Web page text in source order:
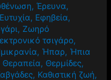
,Έρευνα,
Ευτυχία, Εφηβεία,
,Ζωηρό
τσιγάρο,
, Ήπαρ, Ήπια
Θεραπεία, Θερμίδες,
, Καθιστική ζωή,